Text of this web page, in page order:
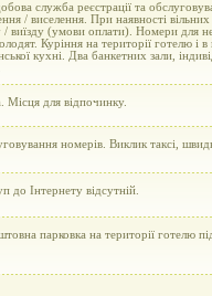
служба реєстрації та
/ виселення. При наявності
/ виїзду (умови оплати). Номери для
Куріння на території готелю і
кухні. Два банкетних зали,
Місця для відпочинку.
номерів. Виклик таксі,
до Інтернету відсутній.
парковка на території готелю